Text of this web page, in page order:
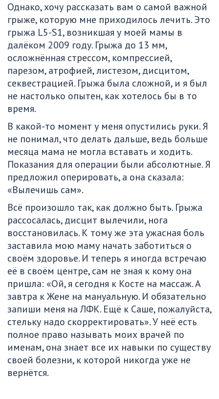
Однако, хочу рассказать вам о самой важной
грыже, которую мне приходилось лечить. Это
грыжа L5-S1, возникшая у моей мамы в
далёком 2009 году. Грыжа до 13 мм,
осложнённая стрессом, компрессией,
парезом, атрофией, листезом, дисцитом,
секвестрацией. Грыжа была сложной, и я был
не настолько опытен, как хотелось бы в то
время.
В какой-то момент у меня опустились руки. Я
не понимал, что делать дальше, ведь больше
месяца мама не могла вставать и ходить.
Показания для операции были абсолютные. Я
предложил оперировать, а она сказала:
«Вылечишь сам».
Всё произошло так, как должно быть. Грыжа
рассосалась, дисцит вылечили, нога
восстановилась. К тому же эта ужасная боль
заставила мою маму начать заботиться о
своём здоровье. И теперь я иногда встречаю
её в своём центре, сам не зная к кому она
пришла: «Ой, я сегодня к Косте на массаж. А
завтра к Жене на мануальную. И обязательно
запиши меня на ЛФК. Ещё к Саше, пожалуйста,
стельку надо скорректировать». У неё есть
полное право называть моих врачей по
именам, она знает все их навыки по существу
своей болезни, к которой никогда уже не
вернётся.